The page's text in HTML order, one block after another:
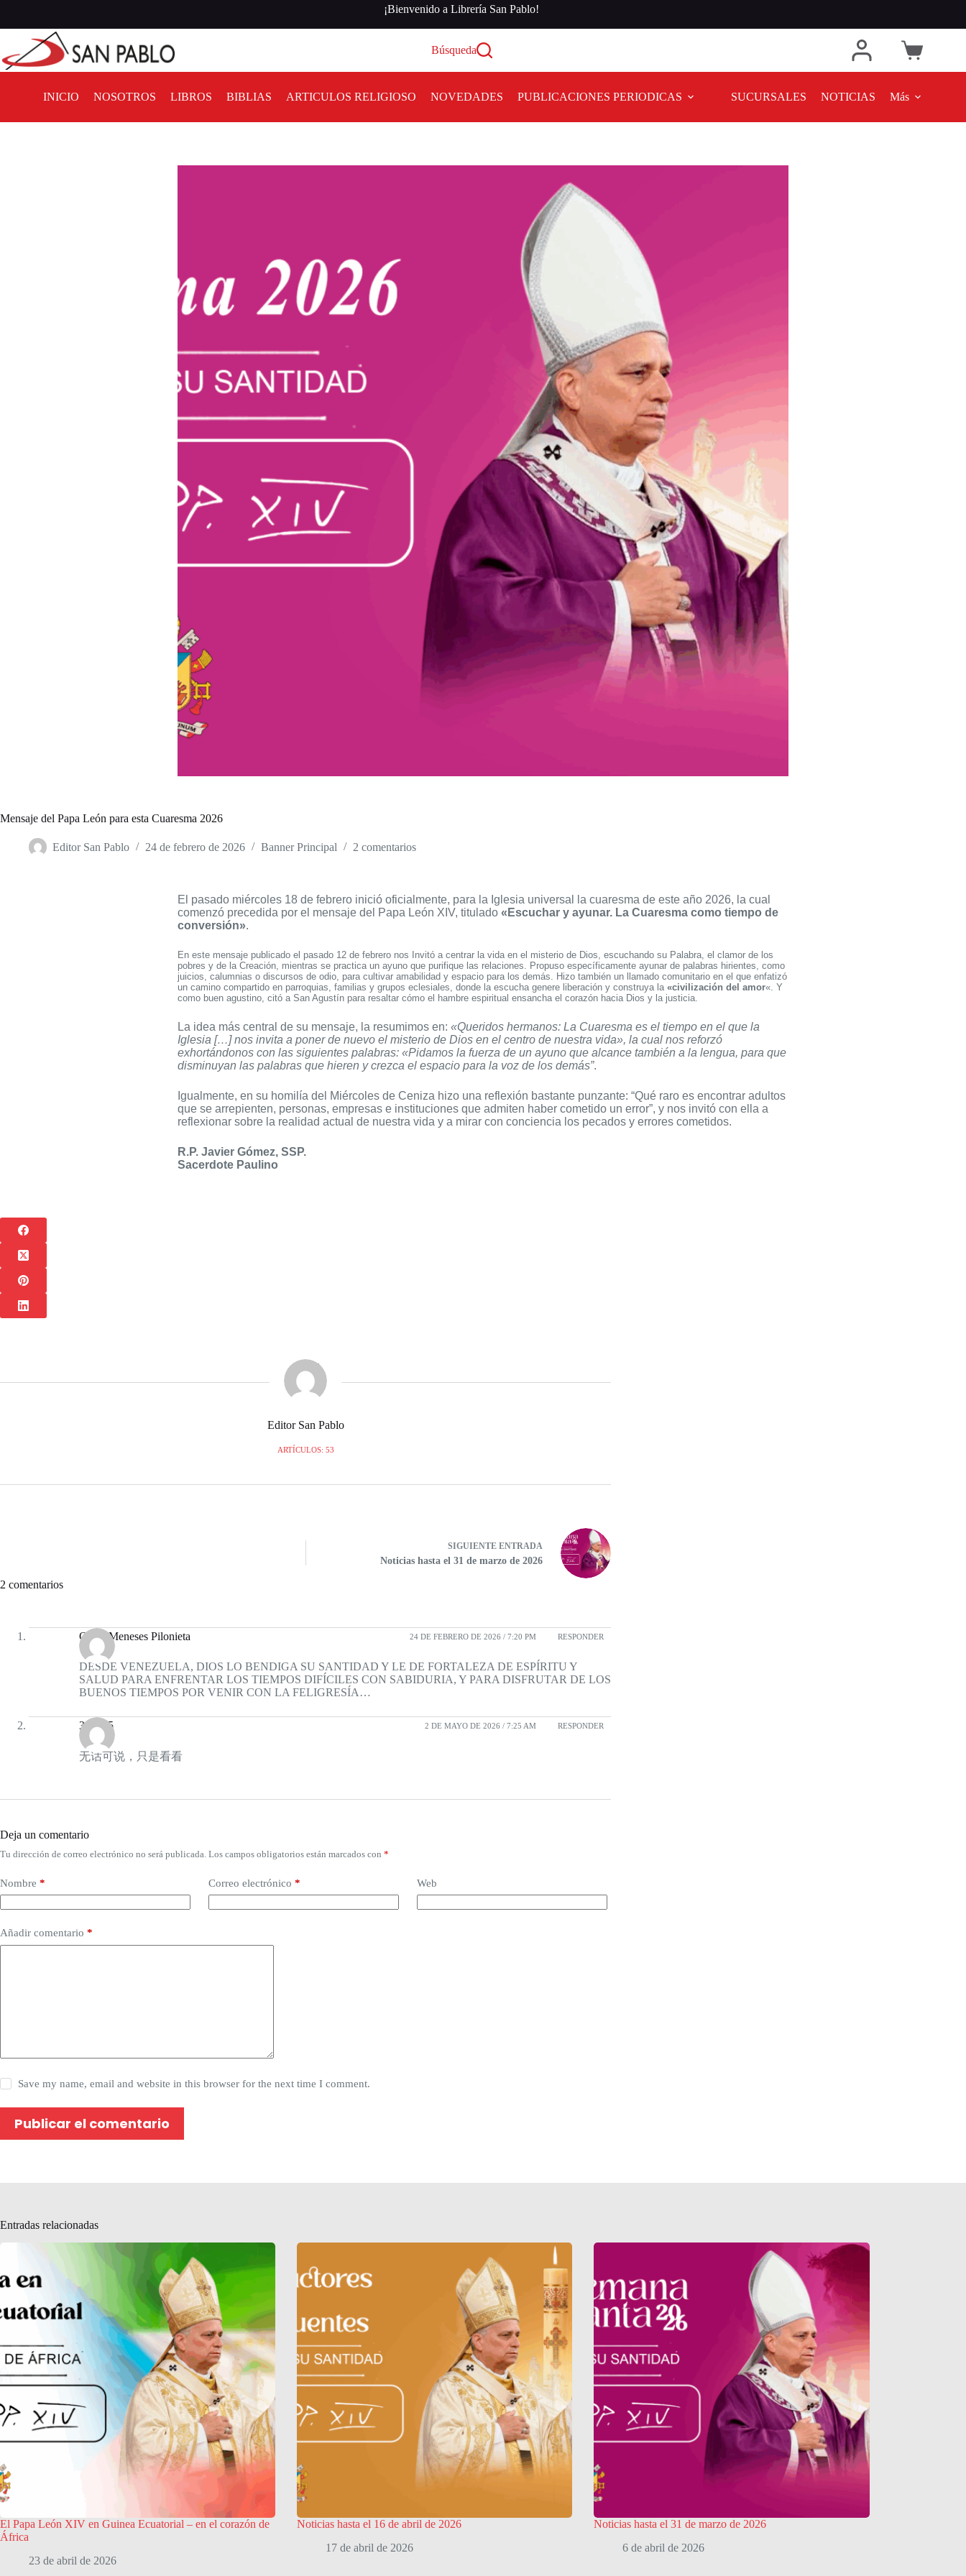
¡Bienvenido a Librería San Pablo!
Búsqueda
INICIO NOSOTROS LIBROS BIBLIAS ARTICULOS RELIGIOSO NOVEDADES PUBLICACIONES PERIODICAS SUCURSALES NOTICIAS Más
Mensaje del Papa León para esta Cuaresma 2026
Editor San Pablo 24 de febrero de 2026 Banner Principal 2 comentarios
El pasado miércoles 18 de febrero inició oficialmente, para la Iglesia universal la cuaresma de este año 2026, la cual
comenzó precedida por el mensaje del Papa León XIV, titulado «Escuchar y ayunar. La Cuaresma como tiempo de
conversión».
En este mensaje publicado el pasado 12 de febrero nos Invitó a centrar la vida en el misterio de Dios, escuchando su Palabra, el clamor de los
pobres y de la Creación, mientras se practica un ayuno que purifique las relaciones. Propuso específicamente ayunar de palabras hirientes, como
juicios, calumnias o discursos de odio, para cultivar amabilidad y espacio para los demás. Hizo también un llamado comunitario en el que enfatizó
un camino compartido en parroquias, familias y grupos eclesiales, donde la escucha genere liberación y construya la «civilización del amor«. Y
como buen agustino, citó a San Agustín para resaltar cómo el hambre espiritual ensancha el corazón hacia Dios y la justicia.
La idea más central de su mensaje, la resumimos en: «Queridos hermanos: La Cuaresma es el tiempo en el que la
Iglesia […] nos invita a poner de nuevo el misterio de Dios en el centro de nuestra vida», la cual nos reforzó
exhortándonos con las siguientes palabras: «Pidamos la fuerza de un ayuno que alcance también a la lengua, para que
disminuyan las palabras que hieren y crezca el espacio para la voz de los demás”.
Igualmente, en su homilía del Miércoles de Ceniza hizo una reflexión bastante punzante: “Qué raro es encontrar adultos
que se arrepienten, personas, empresas e instituciones que admiten haber cometido un error”, y nos invitó con ella a
reflexionar sobre la realidad actual de nuestra vida y a mirar con conciencia los pecados y errores cometidos.
R.P. Javier Gómez, SSP.
Sacerdote Paulino
Editor San Pablo
ARTÍCULOS: 53
SIGUIENTE ENTRADA
Noticias hasta el 31 de marzo de 2026
2 comentarios
Oscar Meneses Pilonieta 24 DE FEBRERO DE 2026 / 7:20 PM RESPONDER
DESDE VENEZUELA, DIOS LO BENDIGA SU SANTIDAD Y LE DE FORTALEZA DE ESPÍRITU Y
SALUD PARA ENFRENTAR LOS TIEMPOS DIFÍCILES CON SABIDURIA, Y PARA DISFRUTAR DE LOS
BUENOS TIEMPOS POR VENIR CON LA FELIGRESÍA…
333985 2 DE MAYO DE 2026 / 7:25 AM RESPONDER
无话可说，只是看看
Deja un comentario
Tu dirección de correo electrónico no será publicada. Los campos obligatorios están marcados con *
Nombre * Correo electrónico * Web
Añadir comentario *
Save my name, email and website in this browser for the next time I comment.
Publicar el comentario
Entradas relacionadas
El Papa León XIV en Guinea Ecuatorial – en el corazón de
África
23 de abril de 2026
Noticias hasta el 16 de abril de 2026
17 de abril de 2026
Noticias hasta el 31 de marzo de 2026
6 de abril de 2026